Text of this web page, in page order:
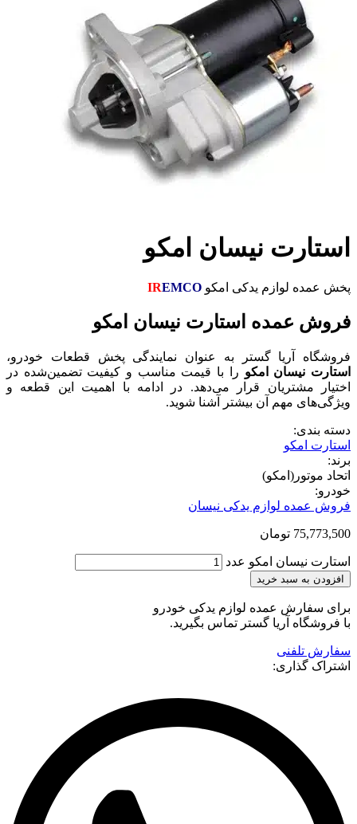
استارت نیسان امکو
پخش عمده لوازم یدکی امکو IREMCO
فروش عمده استارت نیسان امکو
فروشگاه آریا گستر به عنوان نمایندگی پخش قطعات خودرو،
استارت نیسان امکو را با قیمت مناسب و کیفیت تضمین‌شده در
اختیار مشتریان قرار می‌دهد. در ادامه با اهمیت این قطعه و
ویژگی‌های مهم آن بیشتر آشنا شوید.
دسته بندی:
استارت امکو
برند:
اتحاد موتور(امکو)
خودرو:
فروش عمده لوازم یدکی نیسان
75,773,500 تومان
استارت نیسان امکو عدد
افزودن به سبد خرید
برای سفارش عمده لوازم یدکی خودرو
با فروشگاه آریا گستر تماس بگیرید.
سفارش تلفنی
اشتراک گذاری: